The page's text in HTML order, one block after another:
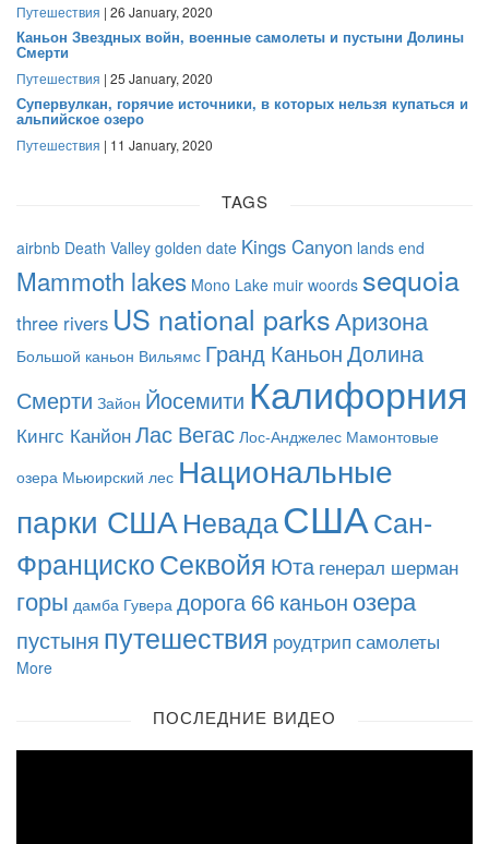
Путешествия | 26 January, 2020
Каньон Звездных войн, военные самолеты и пустыни Долины
Смерти
Путешествия | 25 January, 2020
Супервулкан, горячие источники, в которых нельзя купаться и
альпийское озеро
Путешествия | 11 January, 2020
TAGS
airbnb Death Valley golden date Kings Canyon lands end
Mammoth lakes Mono Lake muir woords sequoia
three rivers US national parksАризона
Большой каньон Вильямс Гранд КаньонДолина
Смерти Зайон Йосемити Калифорния
Кингс КанйонЛас Вегас Лос-Анджелес Мамонтовые
озера Мьюирский лес Национальные
парки СШАНевадаСШАСан-
ФранцискоСеквойя Юта генерал шерман
горы дамба Гувера дорога 66 каньон озера
пустыня путешествия роудтрип самолеты
More
ПОСЛЕДНИЕ ВИДЕО